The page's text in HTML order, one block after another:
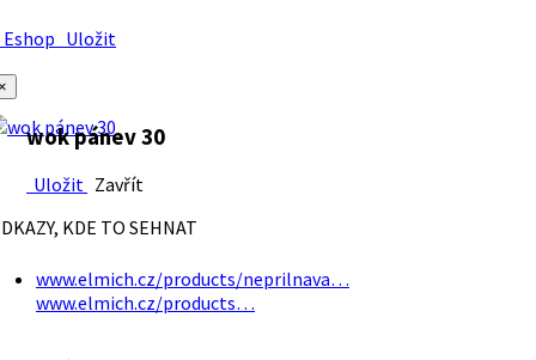
Uložit
wok pánev 30
Uložit Zavřít
KDE TO SEHNAT
www.elmich.cz/products/neprilnava…
www.elmich.cz/products…